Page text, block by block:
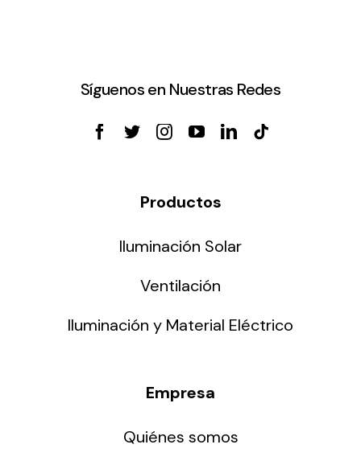
Síguenos en Nuestras Redes
Productos
Iluminación Solar
Ventilación
Iluminación y Material Eléctrico
Empresa
Quiénes somos